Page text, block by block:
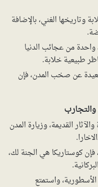
وتاريخها الغني، بالإضافة
من عجائب الدنيا
طبيعية خلابة.
عن صخب المدن، فإن
القديمة، وزيارة المدن
فإن كوستاريكا هي الجنة لك،
واستمتع